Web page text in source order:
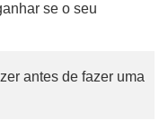
se o seu
antes de fazer uma